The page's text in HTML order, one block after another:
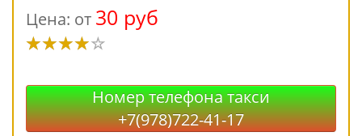
Цена: от 30 руб
Номер телефона такси
+7(978)722-41-17